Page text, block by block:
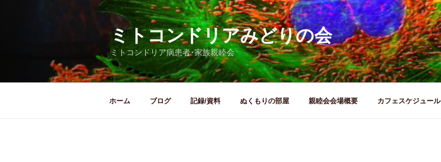
ミトコンドリアみどりの会
ミトコンドリア病患者･家族親睦会
ホーム ブログ 記録/資料 ぬくもりの部屋 親睦会会場概要 カフェスケジュール